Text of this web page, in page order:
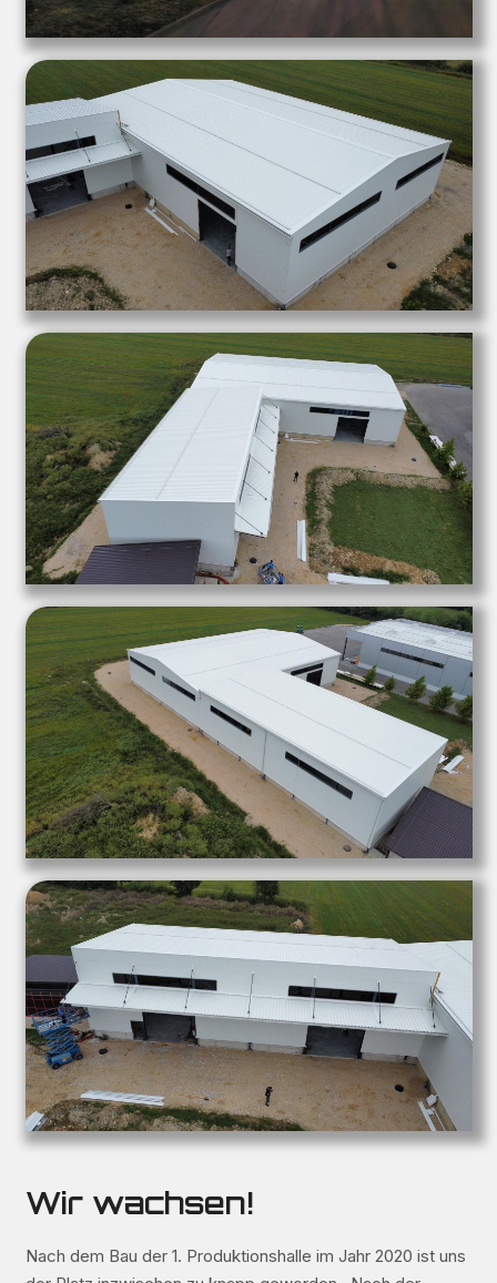
Wir wachsen!
Nach dem Bau der 1. Produktionshalle im Jahr 2020 ist uns